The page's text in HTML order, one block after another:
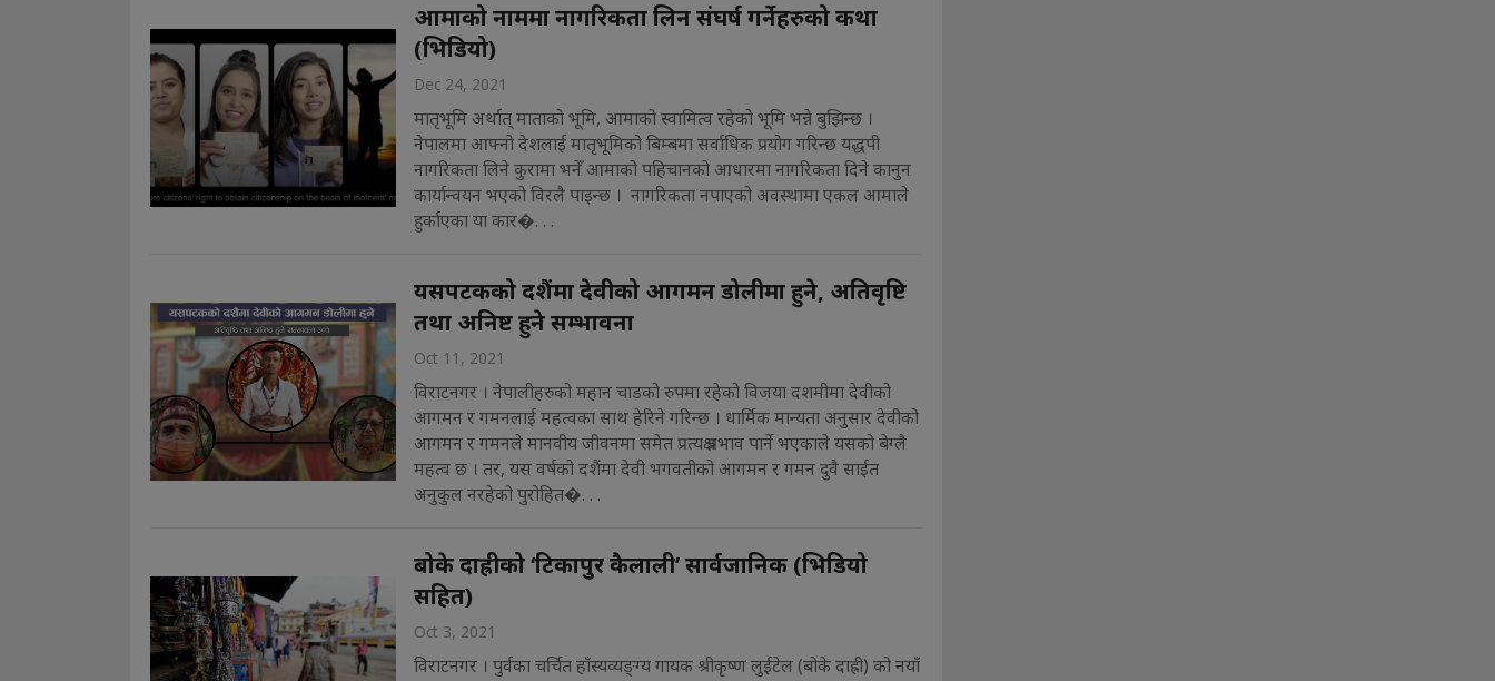
आमाको नाममा नागरिकता लिन संघर्ष गर्नेहरुको कथा
(भिडियो)
Dec 24, 2021
मातृभूमि अर्थात् माताको भूमि, आमाको स्वामित्व रहेको भूमि भन्ने बुझिन्छ ।
नेपालमा आफ्नो देशलाई मातृभूमिको बिम्बमा सर्वाधिक प्रयोग गरिन्छ यद्धपी
नागरिकता लिने कुरामा भनेँ आमाको पहिचानको आधारमा नागरिकता दिने कानुन
कार्यान्वयन भएको विरलै पाइन्छ । नागरिकता नपाएको अवस्थामा एकल आमाले
हुर्काएका या कार�. . .
यसपटकको दशैंमा देवीको आगमन डोलीमा हुने, अतिवृष्टि
तथा अनिष्ट हुने सम्भावना
Oct 11, 2021
विराटनगर । नेपालीहरुको महान चाडको रुपमा रहेको विजया दशमीमा देवीको
आगमन र गमनलाई महत्वका साथ हेरिने गरिन्छ । धार्मिक मान्यता अनुसार देवीको
आगमन र गमनले मानवीय जीवनमा समेत प्रत्यक्ष प्रभाव पार्ने भएकाले यसको बेग्लै
महत्व छ । तर, यस वर्षको दशैंमा देवी भगवतीको आगमन र गमन दुवै साईत
अनुकुल नरहेको पुरोहित�. . .
बोके दाह्रीको ‘टिकापुर कैलाली’ सार्वजानिक (भिडियो
सहित)
Oct 3, 2021
विराटनगर । पुर्वका चर्चित हाँस्यव्यङ्ग्य गायक श्रीकृष्ण लुईटेल (बोके दाह्री) को नयाँ